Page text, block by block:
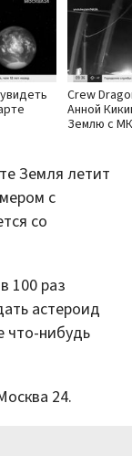
Crew
Анной
Землю с
Земля летит
с
со
100 раз
астероид
что-нибудь
24.